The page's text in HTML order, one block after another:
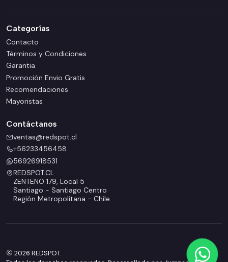
Categorías
Contacto
Términos y Condiciones
Garantia
Promoción Envio Gratis
Recomendaciones
Mayoristas
Contáctanos
ventas@redspot.cl
+56233456458
56926918531
REDSPOT.CL
ZENTENO 179, Local 5
Santiago - Santiago Centro
Región Metropolitana - Chile
2026 REDSPOT.